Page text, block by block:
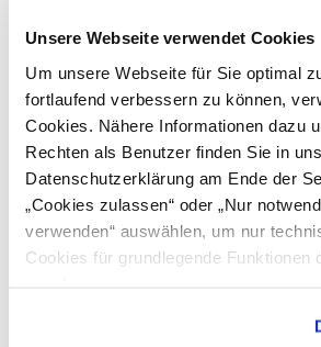
Unsere Webseite verwendet Cookies
Um unsere Webseite für Sie optimal
fortlaufend verbessern zu können,
Cookies. Nähere Informationen dazu
Rechten als Benutzer finden Sie in
Datenschutzerklärung am Ende der
„Cookies zulassen“ oder „Nur
verwenden“ auswählen, um nur
Cookies für grundlegende Funktionen
2024-09-23 | Indien will bis März
Rekordkapazität von 35 GW an
Energien inmitten seiner Bemühungen
Energie erreichen
Details
ein/ausblenden
2024-09-16 | Indien stellt auf der
2024 einen Fond in Höhe von 1 Lakh
Mrd. EUR) zur Umgestaltung der
vor
günstigen Tarifen und verbesserten